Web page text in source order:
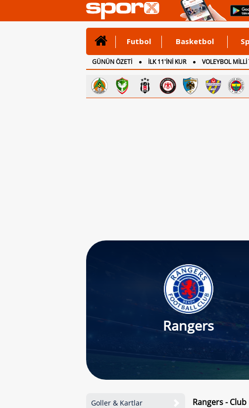
Futbol Basketbol
GÜNÜN ÖZETİ İLK 11'İNİ KUR VOLEYBOL
CANLI ANLATIM
İNGİLTERE
Rangers
Goller & Kartlar Rangers -